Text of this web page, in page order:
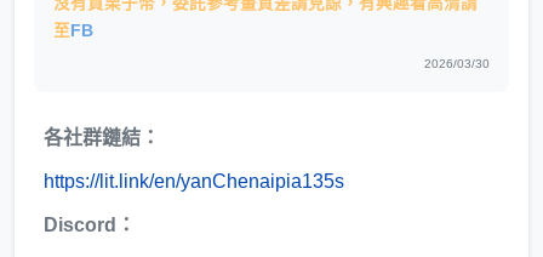
至 FB
2026/03/30
各社群鏈結：
https://lit.link/en/yanChenaipia135s
Discord：